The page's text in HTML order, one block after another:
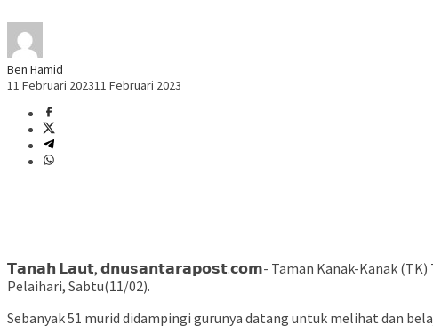
Ben Hamid
11 Februari 202311 Februari 2023
𝗧𝗮𝗻𝗮𝗵 𝗟𝗮𝘂𝘁, 𝗱𝗻𝘂𝘀𝗮𝗻𝘁𝗮𝗿𝗮𝗽𝗼𝘀𝘁.𝗰𝗼𝗺- Taman Kanak-Kanak (TK)
Pelaihari, Sabtu(11/02).
Sebanyak 51 murid didampingi gurunya datang untuk melihat dan